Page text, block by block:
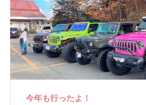
今年も行ったよ！